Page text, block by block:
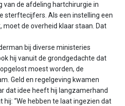
van de afdeling hartchirurgie in
sterftecijfers. Als een instelling een
moet de overheid klaar staan. Dat
bij diverse ministeries
hij vanuit de grondgedachte dat
moest worden, de
Geld en regelgeving kwamen
dat idee heeft hij langzamerhand
hij: “We hebben te laat ingezien dat